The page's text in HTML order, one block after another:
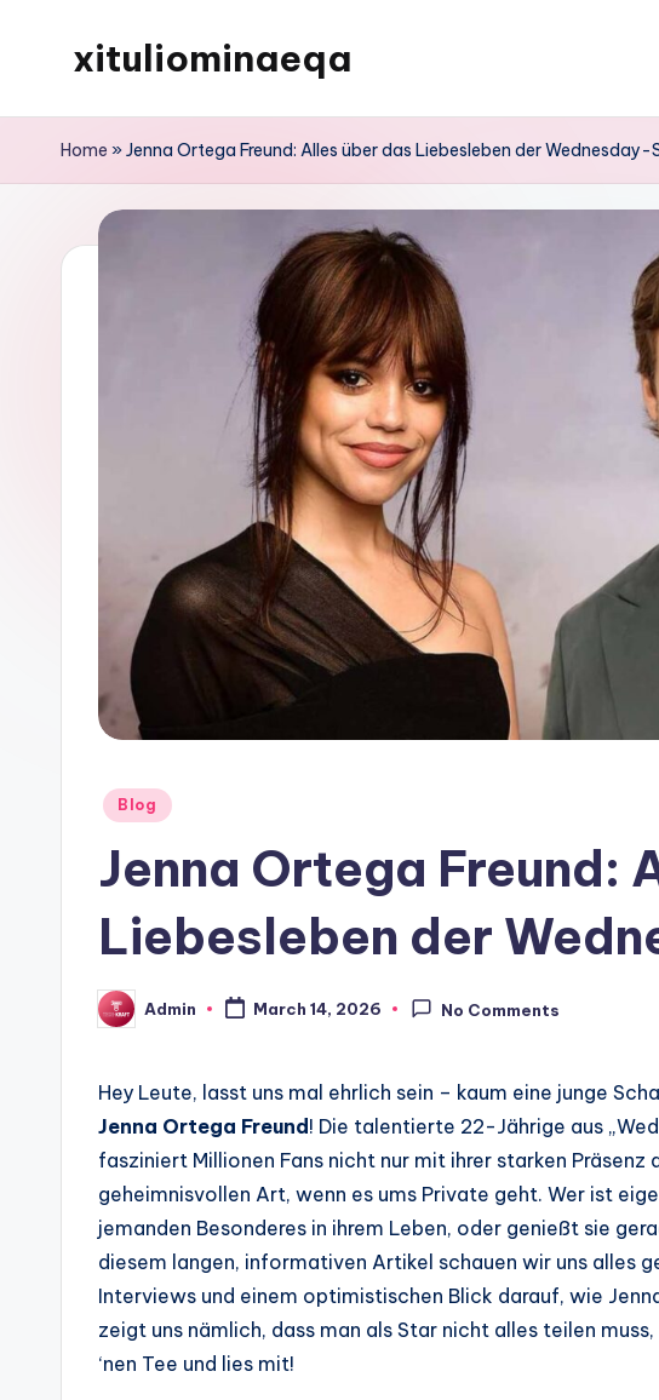
xituliominaeqa
Home »Jenna Ortega Freund: Alles über das Liebesleben der Wednesday-
Posted
Blog
Jenna Ortega Freund:
Liebesleben der
Posted
by
Admin March 14, 2026 No Comments
Hey Leute, lasst uns mal ehrlich sein – kaum eine junge
Jenna Ortega Freund ! Die talentierte 22-Jährige aus
fasziniert Millionen Fans nicht nur mit ihrer starken
geheimnisvollen Art, wenn es ums Private geht. Wer ist
jemanden Besonderes in ihrem Leben, oder genießt sie
diesem langen, informativen Artikel schauen wir uns alles
Interviews und einem optimistischen Blick darauf, wie
zeigt uns nämlich, dass man als Star nicht alles teilen
‘nen Tee und lies mit!